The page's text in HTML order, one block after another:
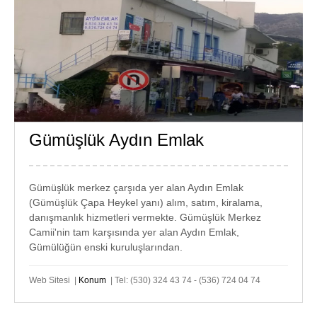
GÜMÜŞLÜK
Gümüşlük Aydın Emlak
Gümüşlük merkez çarşıda yer alan Aydın Emlak
(Gümüşlük Çapa Heykel yanı) alım, satım, kiralama,
danışmanlık hizmetleri vermekte. Gümüşlük Merkez
Camii'nin tam karşısında yer alan Aydın Emlak,
Gümülüğün enski kuruluşlarından.
Web Sitesi | Konum | Tel: (530) 324 43 74 - (536) 724 04 74